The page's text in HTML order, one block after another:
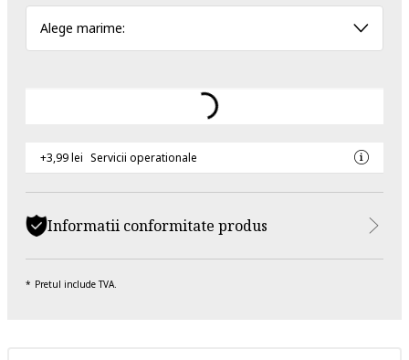
Alege marime:
+3,99 lei Servicii operationale
Informatii conformitate produs
Pretul include TVA.